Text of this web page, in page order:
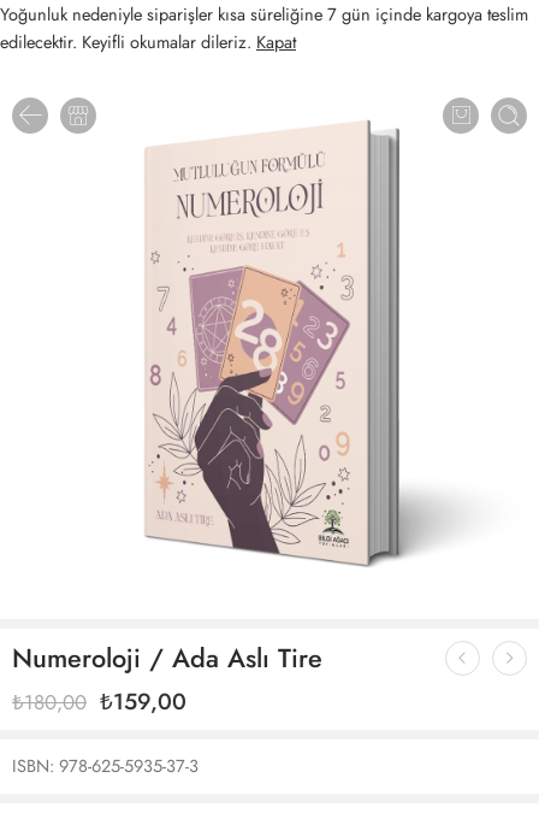
Yoğunluk nedeniyle siparişler kısa süreliğine 7 gün içinde kargoya teslim
edilecektir. Keyifli okumalar dileriz. Kapat
Numeroloji / Ada Aslı Tire
₺180,00 ₺159,00
ISBN: 978-625-5935-37-3